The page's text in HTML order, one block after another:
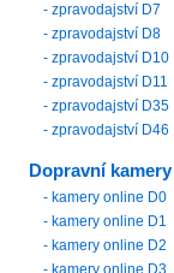
- zpravodajství D7
- zpravodajství D8
- zpravodajství D10
- zpravodajství D11
- zpravodajství D35
- zpravodajství D46
Dopravní kamery
- kamery online D0
- kamery online D1
- kamery online D2
- kamery online D3